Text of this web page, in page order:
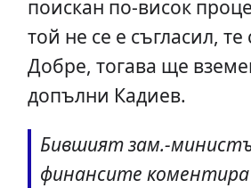
поискан по-висок
той не се е съгласил, те
Добре, тогава ще
допълни Кадиев.
Бившият зам.-
финансите